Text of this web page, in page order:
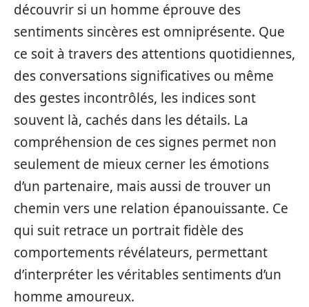
découvrir si un homme éprouve des
sentiments sincères est omniprésente. Que
ce soit à travers des attentions quotidiennes,
des conversations significatives ou même
des gestes incontrôlés, les indices sont
souvent là, cachés dans les détails. La
compréhension de ces signes permet non
seulement de mieux cerner les émotions
d’un partenaire, mais aussi de trouver un
chemin vers une relation épanouissante. Ce
qui suit retrace un portrait fidèle des
comportements révélateurs, permettant
d’interpréter les véritables sentiments d’un
homme amoureux.